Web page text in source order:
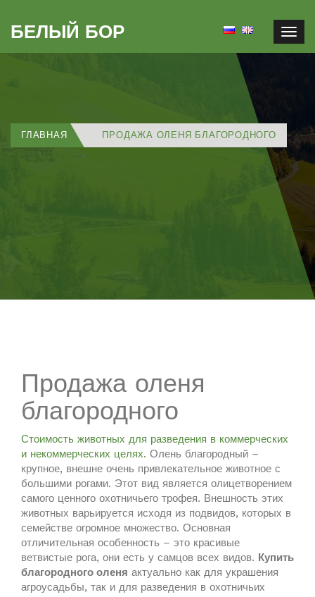
БЕЛЫЙ БОР
ГЛАВНАЯ ПРОДАЖА ОЛЕНЯ БЛАГОРОДНОГО
Продажа оленя
благородного
Стоимость животных для разведения в коммерческих
и некоммерческих целях. Олень благородный –
крупное, внешне очень привлекательное животное с
большими рогами. Этот вид является олицетворением
самого ценного охотничьего трофея. Внешность этих
животных варьируется исходя из подвидов, которых в
семействе огромное множество. Основная
отличительная особенность – это красивые
ветвистые рога, они есть у самцов всех видов. Купить
благородного оленя актуально как для украшения
агроусадьбы, так и для разведения в охотничьих